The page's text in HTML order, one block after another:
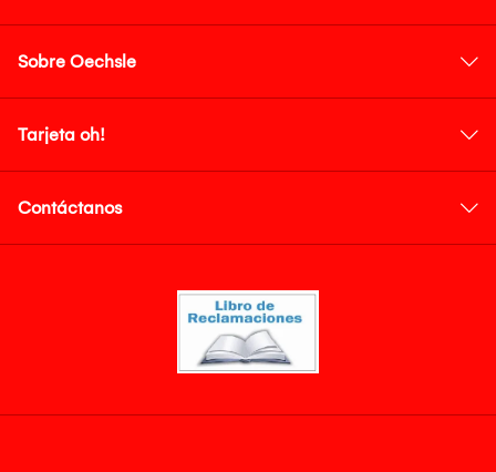
Sobre Oechsle
Tarjeta oh!
Contáctanos